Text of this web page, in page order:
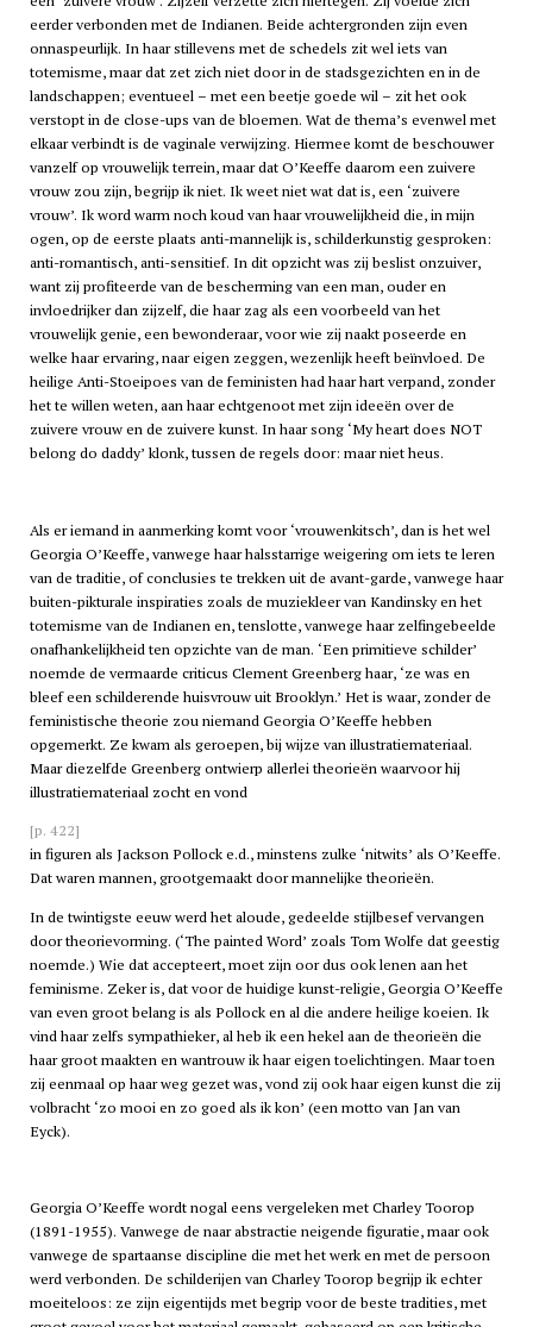
eerder verbonden met de Indianen. Beide achtergronden zijn even
onnaspeurlijk. In haar stillevens met de schedels zit wel iets van
totemisme, maar dat zet zich niet door in de stadsgezichten en in de
landschappen; eventueel – met een beetje goede wil – zit het ook
verstopt in de close-ups van de bloemen. Wat de thema’s evenwel met
elkaar verbindt is de vaginale verwijzing. Hiermee komt de beschouwer
vanzelf op vrouwelijk terrein, maar dat O’Keeffe daarom een zuivere
vrouw zou zijn, begrijp ik niet. Ik weet niet wat dat is, een ‘zuivere
vrouw’. Ik word warm noch koud van haar vrouwelijkheid die, in mijn
ogen, op de eerste plaats anti-mannelijk is, schilderkunstig gesproken:
anti-romantisch, anti-sensitief. In dit opzicht was zij beslist onzuiver,
want zij profiteerde van de bescherming van een man, ouder en
invloedrijker dan zijzelf, die haar zag als een voorbeeld van het
vrouwelijk genie, een bewonderaar, voor wie zij naakt poseerde en
welke haar ervaring, naar eigen zeggen, wezenlijk heeft beïnvloed. De
heilige Anti-Stoeipoes van de feministen had haar hart verpand, zonder
het te willen weten, aan haar echtgenoot met zijn ideeën over de
zuivere vrouw en de zuivere kunst. In haar song ‘My heart does NOT
belong do daddy’ klonk, tussen de regels door: maar niet heus.
Als er iemand in aanmerking komt voor ‘vrouwenkitsch’, dan is het wel
Georgia O’Keeffe, vanwege haar halsstarrige weigering om iets te leren
van de traditie, of conclusies te trekken uit de avant-garde, vanwege haar
buiten-pikturale inspiraties zoals de muziekleer van Kandinsky en het
totemisme van de Indianen en, tenslotte, vanwege haar zelfingebeelde
onafhankelijkheid ten opzichte van de man. ‘Een primitieve schilder’
noemde de vermaarde criticus Clement Greenberg haar, ‘ze was en
bleef een schilderende huisvrouw uit Brooklyn.’ Het is waar, zonder de
feministische theorie zou niemand Georgia O’Keeffe hebben
opgemerkt. Ze kwam als geroepen, bij wijze van illustratiemateriaal.
Maar diezelfde Greenberg ontwierp allerlei theorieën waarvoor hij
illustratiemateriaal zocht en vond
[p. 422]
in figuren als Jackson Pollock e.d., minstens zulke ‘nitwits’ als O’Keeffe.
Dat waren mannen, grootgemaakt door mannelijke theorieën.
In de twintigste eeuw werd het aloude, gedeelde stijlbesef vervangen
door theorievorming. (‘The painted Word’ zoals Tom Wolfe dat geestig
noemde.) Wie dat accepteert, moet zijn oor dus ook lenen aan het
feminisme. Zeker is, dat voor de huidige kunst-religie, Georgia O’Keeffe
van even groot belang is als Pollock en al die andere heilige koeien. Ik
vind haar zelfs sympathieker, al heb ik een hekel aan de theorieën die
haar groot maakten en wantrouw ik haar eigen toelichtingen. Maar toen
zij eenmaal op haar weg gezet was, vond zij ook haar eigen kunst die zij
volbracht ‘zo mooi en zo goed als ik kon’ (een motto van Jan van
Eyck).
Georgia O’Keeffe wordt nogal eens vergeleken met Charley Toorop
(1891-1955). Vanwege de naar abstractie neigende figuratie, maar ook
vanwege de spartaanse discipline die met het werk en met de persoon
werd verbonden. De schilderijen van Charley Toorop begrijp ik echter
moeiteloos: ze zijn eigentijds met begrip voor de beste tradities, met